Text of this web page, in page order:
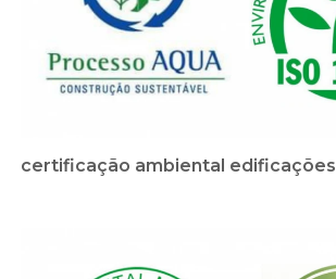
certificação ambiental edificações